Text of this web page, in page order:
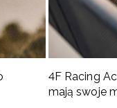
4F Racing
mają swoje